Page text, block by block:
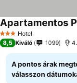
3 Kategória
Hotel
Apartamentos
8,5 Kiváló 1099
A pontos árak
válasszon